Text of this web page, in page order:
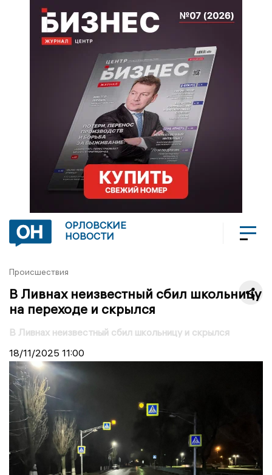
ОРЛОВСКИЕ
НОВОСТИ
Происшествия
В Ливнах неизвестный сбил школьницу
на переходе и скрылся
В Ливнах неизвестный сбил школьницу и скрылся
18/11/2025 11:00